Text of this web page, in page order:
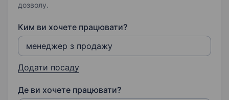
дозволу.
Ким ви хочете працювати?
Додати посаду
Де ви хочете працювати?